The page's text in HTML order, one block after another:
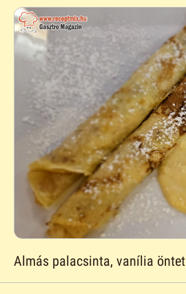
Almás palacsinta, vanília öntet